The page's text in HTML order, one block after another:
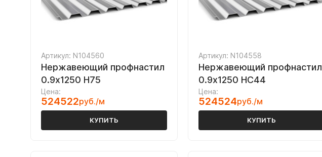
Артикул: N104560
Нержавеющий профнастил
0.9х1250 Н75
Цена:
524522руб./м
КУПИТЬ
Артикул: N104558
Нержавеющий профнастил
0.9х1250 НС44
Цена:
524524руб./м
КУПИТЬ